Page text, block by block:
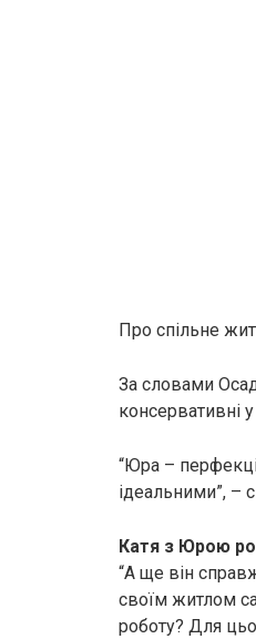
Про спільне
За словами
консервативні
“Юра –
ідеальними”, –
Катя з Юрою
“А ще він
своїм житлом
роботу? Для